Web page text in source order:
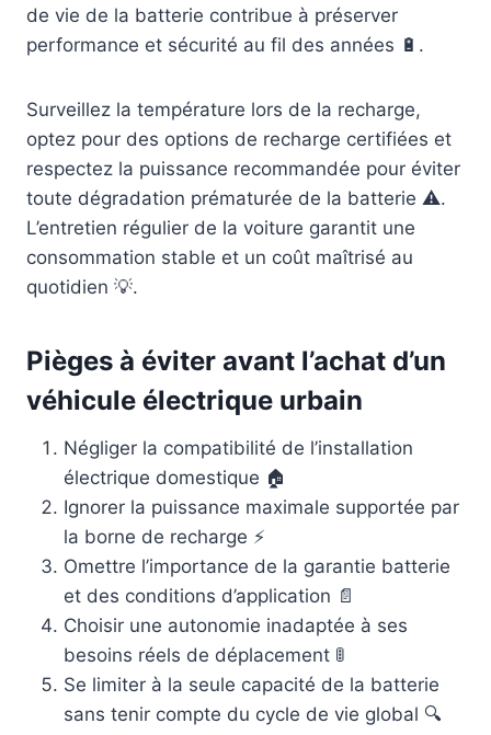
de vie de la batterie contribue à préserver
performance et sécurité au fil des années 🔋.
Surveillez la température lors de la recharge,
optez pour des options de recharge certifiées et
respectez la puissance recommandée pour éviter
toute dégradation prématurée de la batterie ⚠️.
L’entretien régulier de la voiture garantit une
consommation stable et un coût maîtrisé au
quotidien 💡.
Pièges à éviter avant l’achat d’un
véhicule électrique urbain
Négliger la compatibilité de l’installation
électrique domestique 🏠
Ignorer la puissance maximale supportée par
la borne de recharge ⚡
Omettre l’importance de la garantie batterie
et des conditions d’application 📄
Choisir une autonomie inadaptée à ses
besoins réels de déplacement 🚦
Se limiter à la seule capacité de la batterie
sans tenir compte du cycle de vie global 🔍